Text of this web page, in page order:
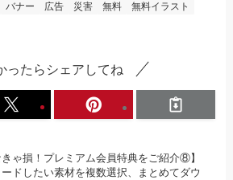
バナー 広告 災害 無料
無料イラスト
ったらシェアしてね
きゃ損！プレミアム会員特典をご紹介⑧】
ドしたい素材を複数選択、まとめてダウ